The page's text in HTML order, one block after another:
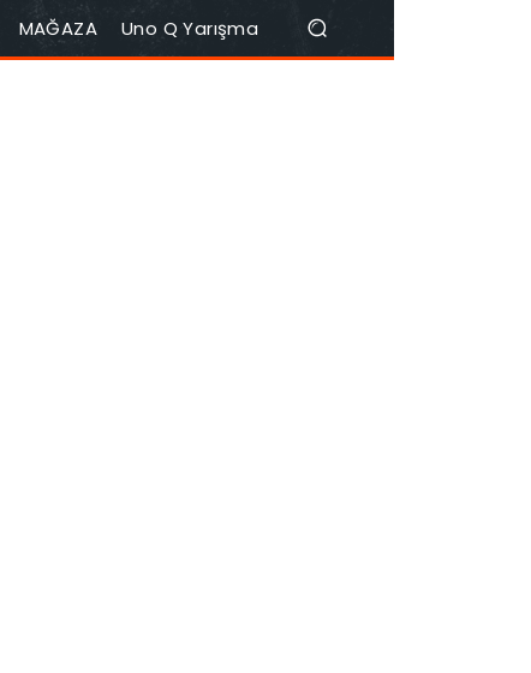
MAĞAZA Uno Q Yarışma